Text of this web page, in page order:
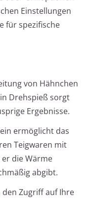
Einstellungen
für spezifische
von Hähnchen
Drehspieß sorgt
Ergebnisse.
ermöglicht das
Teigwaren mit
die Wärme
abgibt.
den Zugriff auf Ihre